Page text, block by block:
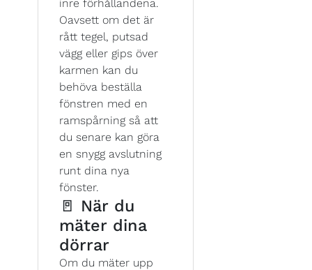
inre förhållandena.
Oavsett om det är
rått tegel, putsad
vägg eller gips över
karmen kan du
behöva beställa
fönstren med en
ramspårning så att
du senare kan göra
en snygg avslutning
runt dina nya
fönster.
🚪 När du
mäter dina
dörrar
Om du mäter upp